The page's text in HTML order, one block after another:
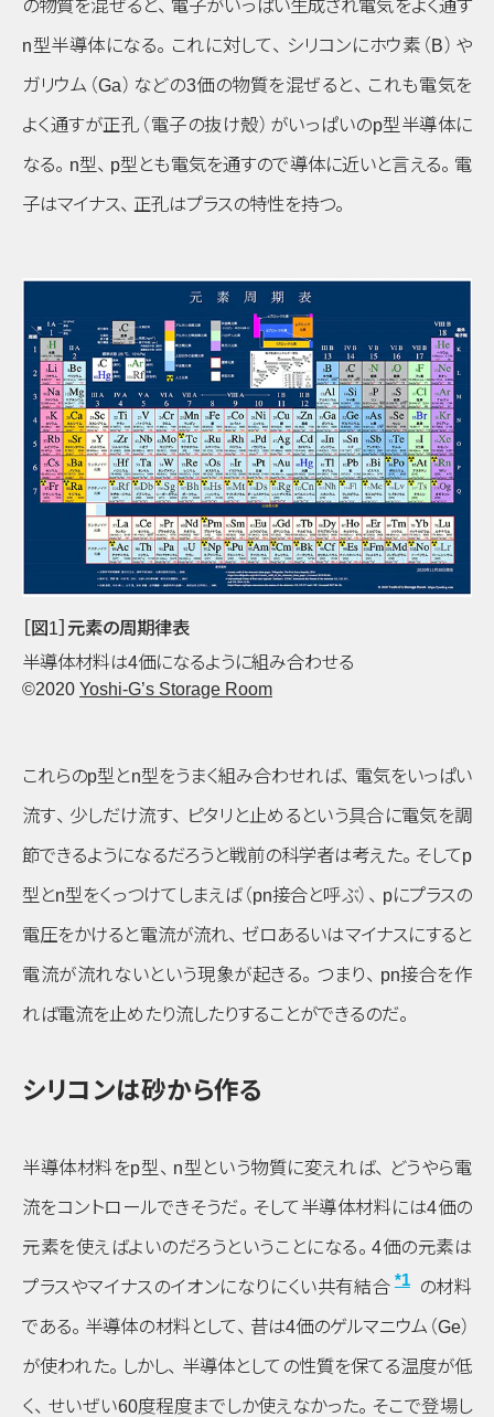
の物質を混ぜると、 電子がいっぱい生成され電気をよく通す
n型半導体になる。 これに対して、 シリコンにホウ素 （B） や
ガリウム （Ga） などの3価の物質を混ぜると、 これも電気を
よく通すが正孔 （電子の抜け殻） がいっぱいのp型半導体に
なる。 n型、 p型とも電気を通すので導体に近いと言える。 電
子はマイナス、 正孔はプラスの特性を持つ。
［図1］元素の周期律表
半導体材料は4価になるように組み合わせる
©2020 Yoshi-G’s Storage Room
これらのp型とn型をうまく組み合わせれば、 電気をいっぱい
流す、 少しだけ流す、
ピタリと止めるという具合に電気を調
節できるようになるだろうと戦前の科学者は考えた。 そしてp
型とn型をくっつけてしまえば （pn接合と呼ぶ） 、 pにプラスの
電圧をかけると電流が流れ、 ゼロあるいはマイナスにすると
電流が流れないという現象が起きる。 つまり、 pn接合を作
れば電流を止めたり流したりすることができるのだ。
シリコンは砂から作る
半導体材料をp型 、 n型という物質に変えれば、
どうやら電
流をコントロールできそうだ。 そして半導体材料には4価の
元素を使えばよいのだろうということになる。 4価の元素は
プラスやマイナスのイオンになりにくい共有結合 *1
の材料
である。 半導体の材料として、 昔は4価のゲルマニウム （Ge）
が使われた。 しかし、 半導体としての性質を保てる温度が低
く、 せいぜい60度程度までしか使えなかった。 そこで登場し